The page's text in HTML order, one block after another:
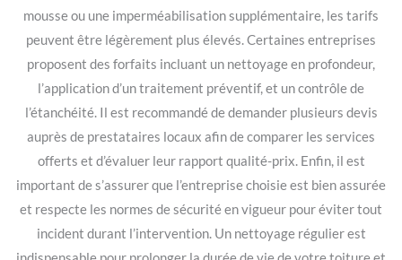
mousse ou une imperméabilisation supplémentaire, les tarifs
peuvent être légèrement plus élevés. Certaines entreprises
proposent des forfaits incluant un nettoyage en profondeur,
l’application d’un traitement préventif, et un contrôle de
l’étanchéité. Il est recommandé de demander plusieurs devis
auprès de prestataires locaux afin de comparer les services
offerts et d’évaluer leur rapport qualité-prix. Enfin, il est
important de s’assurer que l’entreprise choisie est bien assurée
et respecte les normes de sécurité en vigueur pour éviter tout
incident durant l’intervention. Un nettoyage régulier est